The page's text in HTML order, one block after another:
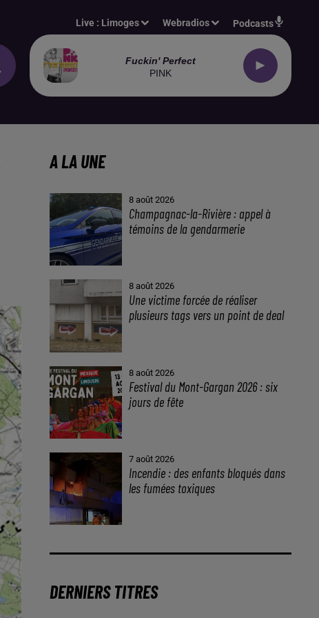
Live : Limoges Webradios Podcasts
Fuckin' Perfect
PINK
A LA UNE
8 août 2026
Champagnac-la-Rivière : appel à
témoins de la gendarmerie
8 août 2026
Une victime forcée de réaliser
plusieurs tags vers un point de deal
8 août 2026
Festival du Mont-Gargan 2026 : six
jours de fête
7 août 2026
Incendie : des enfants bloqués dans
les fumées toxiques
DERNIERS TITRES